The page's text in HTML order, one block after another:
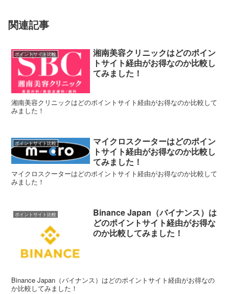
関連記事
ポイントサイト比較
湘南美容クリニックはどのポイン
トサイト経由がお得なのか比較し
てみました！
湘南美容クリニックはどのポイントサイト経由がお得なのか比較して
みました！
ポイントサイト比較
マイクロスクーターはどのポイン
トサイト経由がお得なのか比較し
てみました！
マイクロスクーターはどのポイントサイト経由がお得なのか比較して
みました！
ポイントサイト比較
Binance Japan（バイナンス）は
どのポイントサイト経由がお得な
のか比較してみました！
Binance Japan（バイナンス）はどのポイントサイト経由がお得なの
か比較してみました！